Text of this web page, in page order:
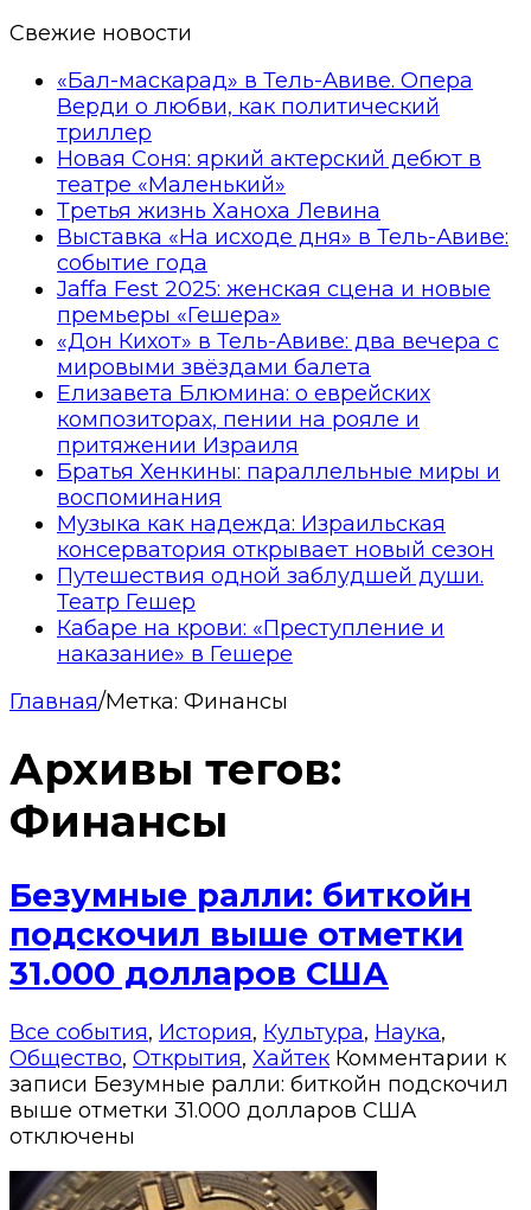
Свежие новости
«Бал-маскарад» в Тель-Авиве. Опера
Верди о любви, как политический
триллер
Новая Соня: яркий актерский дебют в
театре «Маленький»
Третья жизнь Ханоха Левина
Выставка «На исходе дня» в Тель-Авиве:
событие года
Jaffa Fest 2025: женская сцена и новые
премьеры «Гешера»
«Дон Кихот» в Тель-Авиве: два вечера с
мировыми звёздами балета
Елизавета Блюмина: о еврейских
композиторах, пении на рояле и
притяжении Израиля
Братья Хенкины: параллельные миры и
воспоминания
Музыка как надежда: Израильская
консерватория открывает новый сезон
Путешествия одной заблудшей души.
Театр Гешер
Кабаре на крови: «Преступление и
наказание» в Гешере
Главная/Метка: Финансы
Архивы тегов:
Финансы
Безумные ралли: биткойн
подскочил выше отметки
31.000 долларов США
Все события, История, Культура, Наука,
Общество, Открытия, Хайтек Комментарии к
записи Безумные ралли: биткойн подскочил
выше отметки 31.000 долларов США
отключены